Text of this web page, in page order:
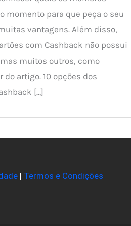
momento para que peça o seu
vantagens. Além disso,
com Cashback não possui
muitos outros, como
artigo. 10 opções dos
[…]
| Termos e Condições